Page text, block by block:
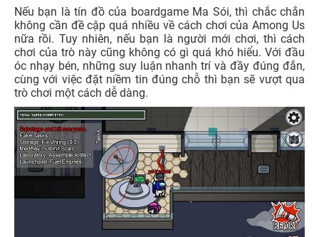
Nếu bạn là tín đồ của boardgame Ma Sói, thì chắc chắn
không cần đề cập quá nhiều về cách chơi của Among Us
nữa rồi. Tuy nhiên, nếu bạn là người mới chơi, thì cách
chơi của trò này cũng không có gì quá khó hiểu. Với đầu
óc nhạy bén, những suy luận nhanh trí và đầy đúng đắn,
cùng với việc đặt niềm tin đúng chỗ thì bạn sẽ vượt qua
trò chơi một cách dễ dàng.